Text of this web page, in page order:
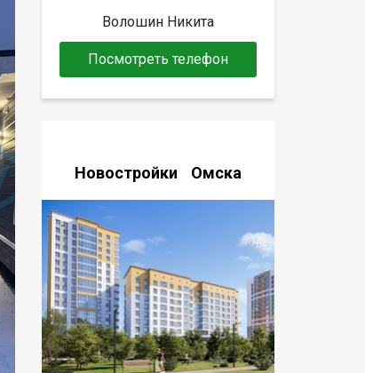
Волошин Никита
Посмотреть телефон
Новостройки Омска